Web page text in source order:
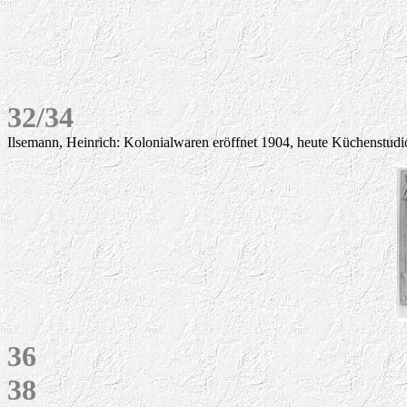
32/34
Ilsemann, Heinrich: Kolonialwaren eröffnet 1904, heute
36
38